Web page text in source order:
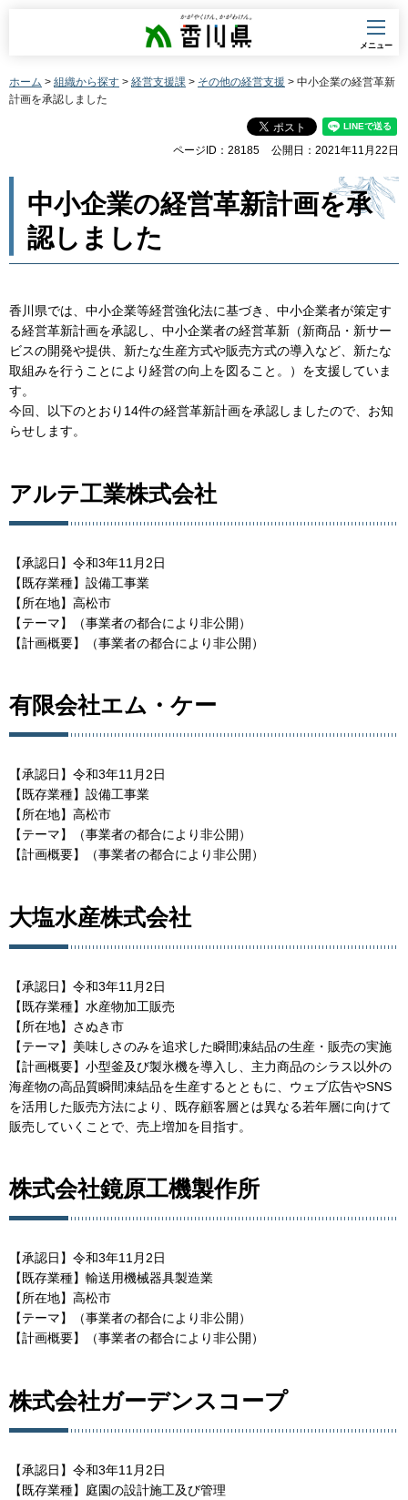
香川県
メニュー
ホーム > 組織から探す > 経営支援課 > その他の経営支援 > 中小企業の経営革新
計画を承認しました
ページID：28185 公開日：2021年11月22日
中小企業の経営革新計画を承
認しました
香川県では、中小企業等経営強化法に基づき、中小企業者が策定す
る経営革新計画を承認し、中小企業者の経営革新（新商品・新サー
ビスの開発や提供、新たな生産方式や販売方式の導入など、新たな
取組みを行うことにより経営の向上を図ること。）を支援していま
す。
今回、以下のとおり14件の経営革新計画を承認しましたので、お知
らせします。
アルテ工業株式会社
【承認日】令和3年11月2日
【既存業種】設備工事業
【所在地】高松市
【テーマ】（事業者の都合により非公開）
【計画概要】（事業者の都合により非公開）
有限会社エム・ケー
【承認日】令和3年11月2日
【既存業種】設備工事業
【所在地】高松市
【テーマ】（事業者の都合により非公開）
【計画概要】（事業者の都合により非公開）
大塩水産株式会社
【承認日】令和3年11月2日
【既存業種】水産物加工販売
【所在地】さぬき市
【テーマ】美味しさのみを追求した瞬間凍結品の生産・販売の実施
【計画概要】小型釜及び製氷機を導入し、主力商品のシラス以外の
海産物の高品質瞬間凍結品を生産するとともに、ウェブ広告やSNS
を活用した販売方法により、既存顧客層とは異なる若年層に向けて
販売していくことで、売上増加を目指す。
株式会社鏡原工機製作所
【承認日】令和3年11月2日
【既存業種】輸送用機械器具製造業
【所在地】高松市
【テーマ】（事業者の都合により非公開）
【計画概要】（事業者の都合により非公開）
株式会社ガーデンスコープ
【承認日】令和3年11月2日
【既存業種】庭園の設計施工及び管理